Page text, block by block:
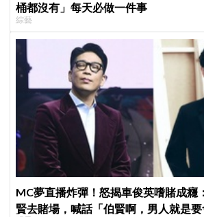
桶都沒有」每天必做一件事
綜藝
MC夢直播炸彈！怒揭車俊英嗜賭成癮
賢去賭場，喊話「伯賢啊，男人就是要